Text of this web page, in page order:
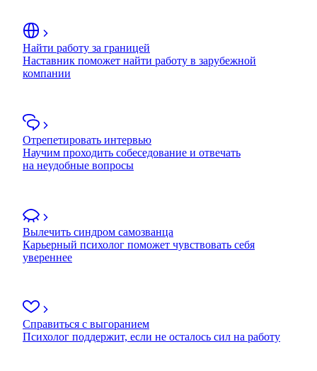
Найти работу за границей
Наставник поможет найти работу в зарубежной
компании
Отрепетировать интервью
Научим проходить собеседование и отвечать
на неудобные вопросы
Вылечить синдром самозванца
Карьерный психолог поможет чувствовать себя
увереннее
Справиться с выгоранием
Психолог поддержит, если не осталось сил на работу